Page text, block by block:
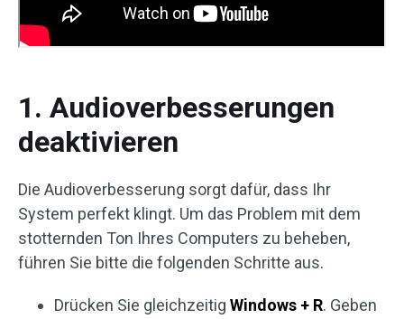
1. Audioverbesserungen
deaktivieren
Die Audioverbesserung sorgt dafür, dass Ihr
System perfekt klingt. Um das Problem mit dem
stotternden Ton Ihres Computers zu beheben,
führen Sie bitte die folgenden Schritte aus.
Drücken Sie gleichzeitig Windows + R. Geben